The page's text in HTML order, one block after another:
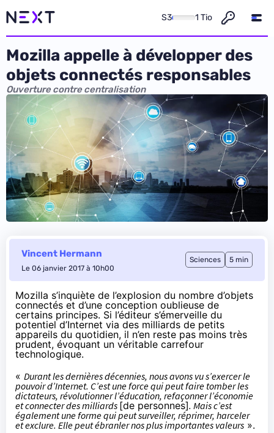
S3 1 Tio
Mozilla appelle à développer des
objets connectés responsables
Ouverture contre centralisation
Vincent Hermann
Le 06 janvier 2017 à 10h00
Sciences 5 min
Mozilla s’inquiète de l’explosion du nombre d’objets
connectés et d’une conception oublieuse de
certains principes. Si l’éditeur s’émerveille du
potentiel d’Internet via des milliards de petits
appareils du quotidien, il n’en reste pas moins très
prudent, évoquant un véritable carrefour
technologique.
« Durant les dernières décennies, nous avons vu s’exercer le
pouvoir d’Internet. C’est une force qui peut faire tomber les
dictateurs, révolutionner l’éducation, refaçonner l’économie
et connecter des milliards [de personnes]. Mais c’est
également une forme qui peut surveiller, réprimer, harceler
et exclure. Elle peut ébranler nos plus importantes valeurs ».